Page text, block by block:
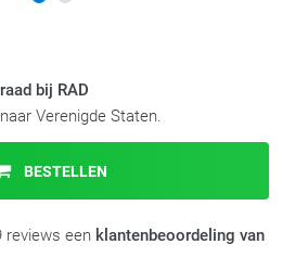
bij RAD
Verenigde Staten.
BESTELLEN
reviews een klantenbeoordeling van